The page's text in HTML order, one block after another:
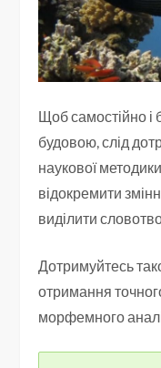
Щоб самостійно і
будовою, слід
наукової
відокремити
виділити
Дотримуйтесь
отримання
морфемного